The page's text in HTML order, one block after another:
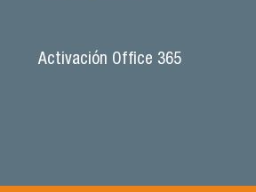
Activación Office 365